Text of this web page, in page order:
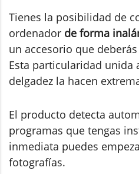
Tienes la posibilidad de
ordenador de forma
un accesorio que
Esta particularidad unida
delgadez la hacen
El producto detecta
programas que tengas
inmediata puedes
fotografías.